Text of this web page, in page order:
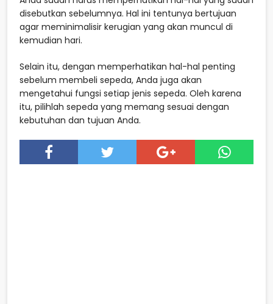
disebutkan sebelumnya. Hal ini tentunya bertujuan
agar meminimalisir kerugian yang akan muncul di
kemudian hari.
Selain itu, dengan memperhatikan hal-hal penting
sebelum membeli sepeda, Anda juga akan
mengetahui fungsi setiap jenis sepeda. Oleh karena
itu, pilihlah sepeda yang memang sesuai dengan
kebutuhan dan tujuan Anda.